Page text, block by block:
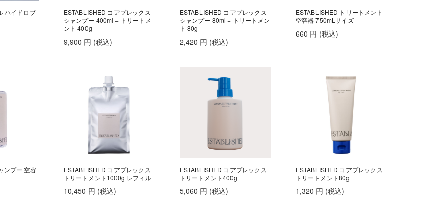
ハイドロブ
ESTABLISHED コアプレックス
シャンプー 400ml + トリートメ
ント 400g
9,900 円 (税込)
ESTABLISHED コアプレックス
シャンプー 80ml + トリートメン
ト 80g
2,420 円 (税込)
ESTABLISHED トリートメント
空容器 750mLサイズ
660 円 (税込)
ンプー 空容
ESTABLISHED コアプレックス
トリートメント1000g レフィル
10,450 円 (税込)
ESTABLISHED コアプレックス
トリートメント400g
5,060 円 (税込)
ESTABLISHED コアプレックス
トリートメント80g
1,320 円 (税込)